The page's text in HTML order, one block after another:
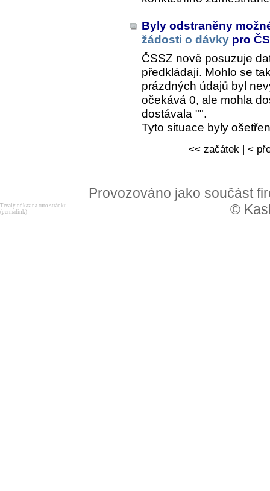
Byly odstraněny
žádosti o dávky pro
ČSSZ nově posuzuje
předkládají. Mohlo se
prázdných údajů byl
očekává 0, ale mohla
dostávala "".
Tyto situace byly
<< začátek | <
Provozováno jako součást
©
Trvalý odkaz na tuto stránku
(permalink)